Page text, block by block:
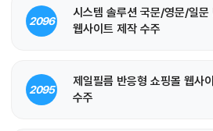
2096
시스템 솔루션 국문/영문/일문
웹사이트 제작 수주
2095
제일필름 반응형 쇼핑몰 웹사
수주